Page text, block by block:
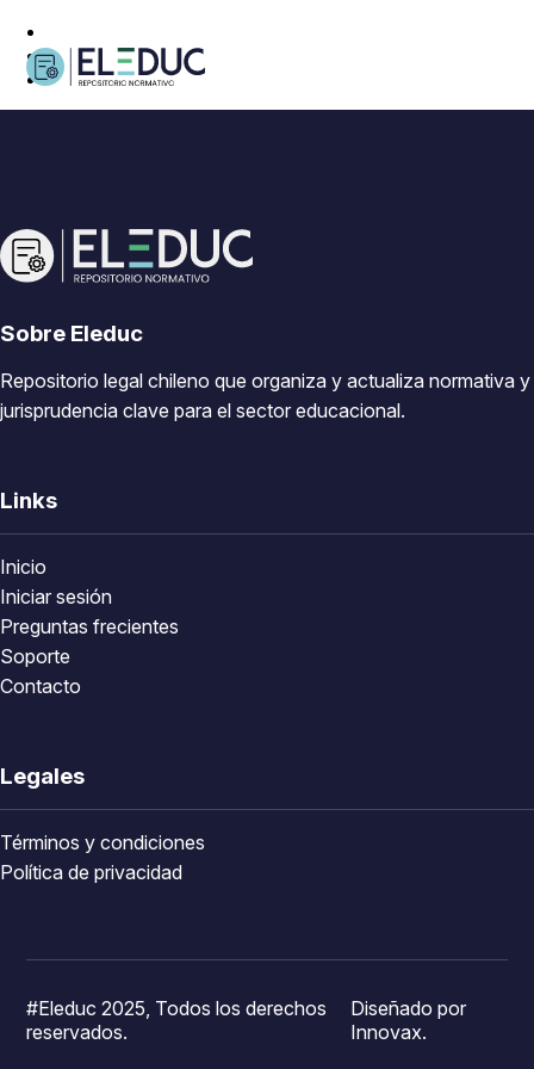
Sobre Eleduc
Repositorio legal chileno que organiza y actualiza normativa y
jurisprudencia clave para el sector educacional.
Links
Inicio
Iniciar sesión
Preguntas frecientes
Soporte
Contacto
Legales
Términos y condiciones
Política de privacidad
#Eleduc 2025, Todos los derechos
reservados.
Diseñado por
Innovax.